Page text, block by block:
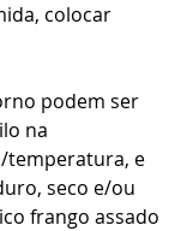
colocar
podem ser
na
temperatura, e
seco e/ou
frango assado